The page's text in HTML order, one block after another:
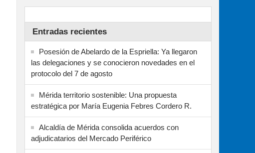
Entradas recientes
Posesión de Abelardo de la Espriella: Ya llegaron
las delegaciones y se conocieron novedades en el
protocolo del 7 de agosto
Mérida territorio sostenible: Una propuesta
estratégica por María Eugenia Febres Cordero R.
Alcaldía de Mérida consolida acuerdos con
adjudicatarios del Mercado Periférico